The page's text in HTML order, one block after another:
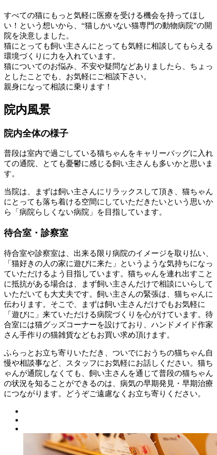
すべての猫にもっと気軽に医療を受ける機会を持ってほし
い！という想いから、“猫しかいない猫専門の動物病院”の開
院を決意しました。
猫にとっても飼い主さんにとっても気軽に相談してもらえる
環境づくりに力を入れています。
猫についてのお悩み、不安や疑問などありましたら、ちょっ
としたことでも、お気軽にご相談下さい。
親身になって相談に乗ります！
院内風景
院内全体の様子
普段は室内で過ごしている猫ちゃんをキャリーバッグに入れ
ての通院、とても憂鬱に感じる飼い主さんも多いかと思いま
す。
当院は、まずは飼い主さんにリラックスして頂き、猫ちゃん
にとっても落ち着ける空間にしていただきたいという思いか
ら「病院らしくない病院」を目指しています。
待合室・診察室
待合室や診察室は、出来る限り病院のイメージを取り払い、
「猫好きの人の家に遊びに来た」というような気持ちになっ
ていただけるよう目指しています。猫ちゃんを連れ出すこと
に抵抗がある場合は、まず飼い主さんだけで相談にいらして
いただいても大丈夫です。飼い主さんの緊張は、猫ちゃんに
伝わります。そこで、まずは飼い主さんだけでもお気軽に
「遊びに」来ていただける病院づくりを心がけています。待
合室には猫グッズコーナーを設けており、ハンドメイド作家
さん手作りの猫雑貨などもお買い求め頂けます。
ふらっとお立ち寄りいただき、ついでにおうちの猫ちゃん自
慢や相談事など、スタッフにお気軽にお話しください。猫ち
ゃんが通院しなくても、飼い主さんを通じて普段の猫ちゃん
の状況を知ることができるのは、病気の早期発見・早期治療
につながります。どうぞご遠慮なくお立ち寄りください。